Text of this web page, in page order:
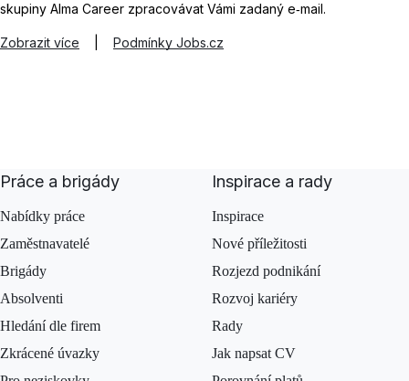
skupiny Alma Career zpracovávat Vámi zadaný e‑mail.
Zobrazit více Podmínky Jobs.cz
Práce a brigády
Nabídky práce
Zaměstnavatelé
Brigády
Absolventi
Hledání dle firem
Zkrácené úvazky
Inspirace a rady
Inspirace
Nové příležitosti
Rozjezd podnikání
Rozvoj kariéry
Rady
Jak napsat CV